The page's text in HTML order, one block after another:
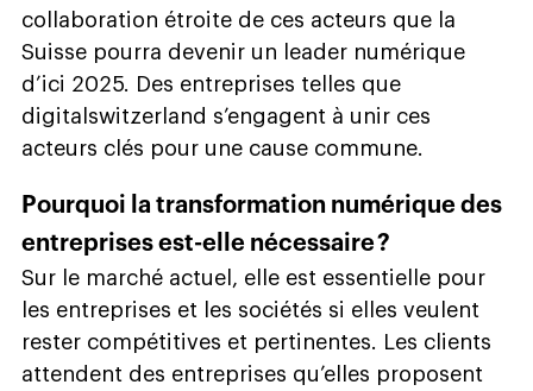
collaboration étroite de ces acteurs que la
Suisse pourra devenir un leader numérique
d’ici 2025. Des entreprises telles que
digitalswitzerland s’engagent à unir ces
acteurs clés pour une cause commune.
Pourquoi la transformation numérique des
entreprises est-elle nécessaire ?
Sur le marché actuel, elle est essentielle pour
les entreprises et les sociétés si elles veulent
rester compétitives et pertinentes. Les clients
attendent des entreprises qu’elles proposent